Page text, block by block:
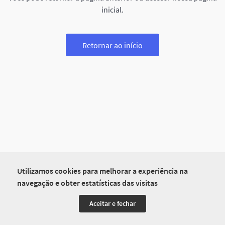
Utilizamos cookies para melhorar a experiência na
navegação e obter estatísticas das visitas
Aceitar e fechar
inicial.
Retornar ao início